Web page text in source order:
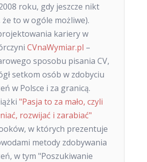
roku, gdy jeszcze nikt
że to w ogóle możliwe).
kariery w
CVnaWymiar.pl –
sposobu pisania CV,
setkom osób w zdobyciu
w Polsce i za granicą.
"Pasja to za mało, czyli
rozwijać i zarabiać"
w których prezentuje
metody zdobywania
w tym "Poszukiwanie